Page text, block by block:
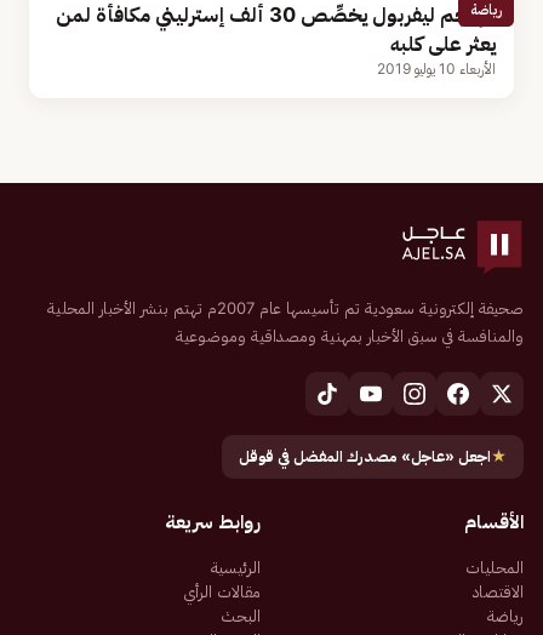
رياضة
مهاجم ليفربول يخصِّص 30 ألف إسترليني مكافأة لمن
يعثر على كلبه
الأربعاء 10 يوليو 2019
صحيفة إلكترونية سعودية تم تأسيسها عام 2007م تهتم بنشر الأخبار المحلية
والمنافسة في سبق الأخبار بمهنية ومصداقية وموضوعية
★اجعل «عاجل» مصدرك المفضل في قوقل
الأقسام
المحليات
الاقتصاد
رياضة
روابط سريعة
الرئيسية
مقالات الرأي
البحث